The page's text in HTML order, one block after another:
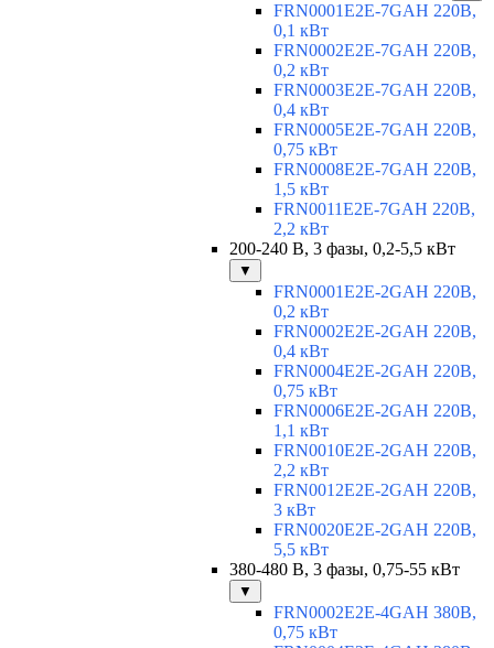
FRN0001E2E-7GAH 220В,
0,1 кВт
FRN0002E2E-7GAH 220В,
0,2 кВт
FRN0003E2E-7GAH 220В,
0,4 кВт
FRN0005E2E-7GAH 220В,
0,75 кВт
FRN0008E2E-7GAH 220В,
1,5 кВт
FRN0011E2E-7GAH 220В,
2,2 кВт
200-240 В, 3 фазы, 0,2-5,5 кВт
▼
FRN0001E2E-2GAH 220В,
0,2 кВт
FRN0002E2E-2GAH 220В,
0,4 кВт
FRN0004E2E-2GAH 220В,
0,75 кВт
FRN0006E2E-2GAH 220В,
1,1 кВт
FRN0010E2E-2GAH 220В,
2,2 кВт
FRN0012E2E-2GAH 220В,
3 кВт
FRN0020E2E-2GAH 220В,
5,5 кВт
380-480 В, 3 фазы, 0,75-55 кВт
▼
FRN0002E2E-4GAH 380В,
0,75 кВт